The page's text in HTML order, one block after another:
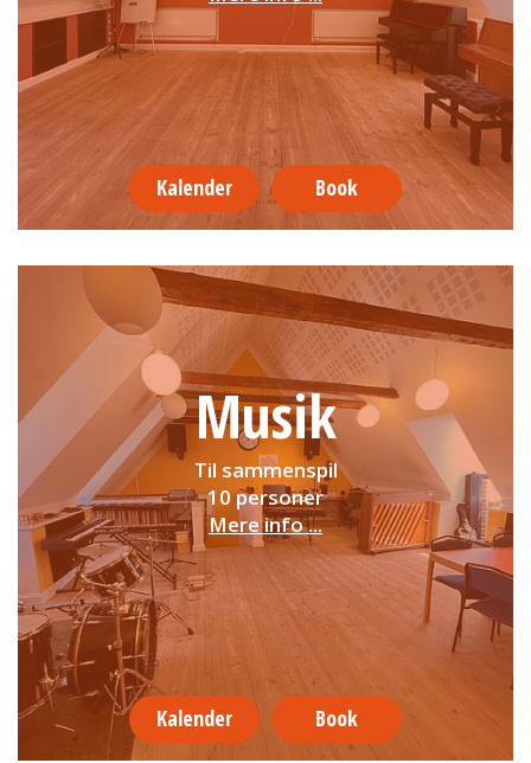
Kalender Book
Musik
Til sammenspil
10 personer
Mere info ...
Kalender Book